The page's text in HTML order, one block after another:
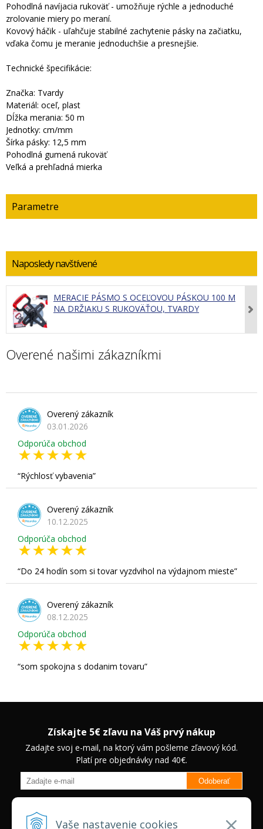
Vaše nastavenie cookies
Pohodlná navíjacia rukoväť - umožňuje rýchle a jednoduché
zrolovanie miery po meraní.
Kovový háčik - uľahčuje stabilné zachytenie pásky na začiatku,
vďaka čomu je meranie jednoduchšie a presnejšie.
Technické špecifikácie:
Značka: Tvardy
Materiál: oceľ, plast
Dĺžka merania: 50 m
Jednotky: cm/mm
Šírka pásky: 12,5 mm
Pohodlná gumená rukoväť
Veľká a prehľadná mierka
Parametre
Naposledy navštívené
MERACIE PÁSMO S OCEĽOVOU PÁSKOU 100 M
NA DRŽIAKU S RUKOVÄŤOU, TVARDY
Overené našimi zákazníkmi
Overený zákazník
03.01.2026
Odporúča obchod
Rýchlosť vybavenia
Overený zákazník
10.12.2025
Odporúča obchod
Do 24 hodín som si tovar vyzdvihol na výdajnom mieste
Overený zákazník
08.12.2025
Odporúča obchod
som spokojna s dodanim tovaru
Získajte 5€ zľavu na Váš prvý nákup
Zadajte svoj e-mail, na ktorý vám pošleme zľavový kód.
Platí pre objednávky nad 40€.
Odoberať
zľavách na vybrané produkty.
Neplatí pre Veľkoobchodných